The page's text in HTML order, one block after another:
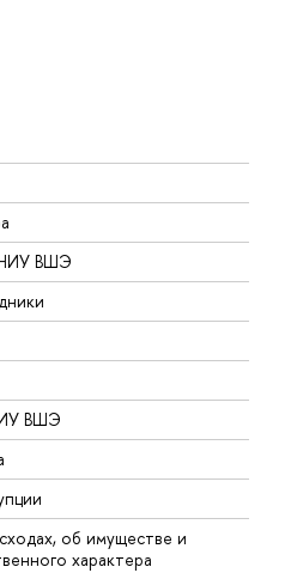
НИУ ВШЭ
ВШЭ
об имуществе и
характера